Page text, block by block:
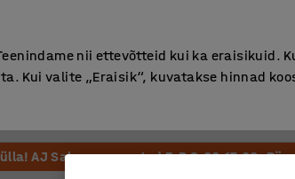
AJ Salong on avatud E-R 9:00-17:00,
nii ettevõtteid kui ka eraisikuid.
Kui valite „Eraisik“, kuvatakse hinnad